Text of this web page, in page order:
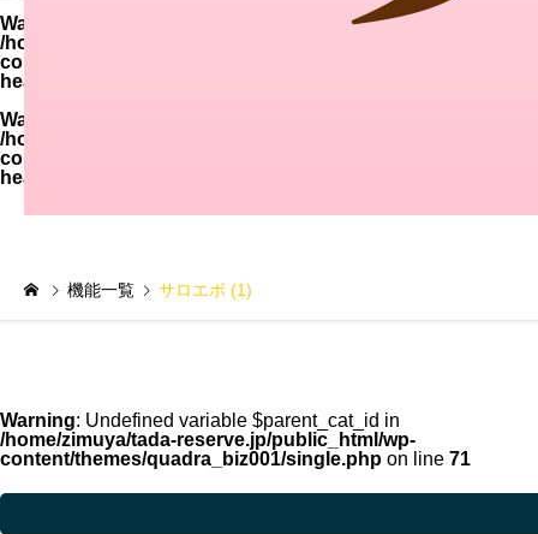
Warning
: Undefined variable $parent_cat_name in
/home/zimuya/tada-reserve.jp/public_html/wp-
content/themes/quadra_biz001/template-parts/page-
header-title.php
Warning
/home/zimuya/tada-reserve.jp/public_html/wp-
content/themes/quadra_biz001/template-parts/page-
header-title.php
機能一覧 サロエボ (1)
Warning: Undefined variable $parent_cat_id in
/home/zimuya/tada-reserve.jp/public_html/wp-
content/themes/quadra_biz001/single.php on line 71